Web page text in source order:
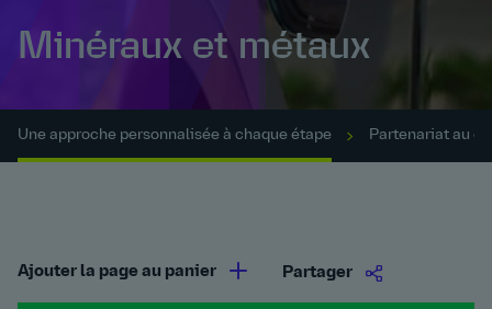
Minéraux et métaux
Une approche personnalisée à chaque étape Partenariat au
Ajouter la page au panier Partager